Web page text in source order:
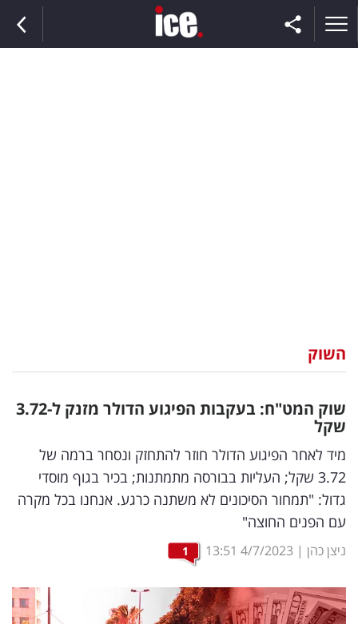
וצרכנות
דיגיטל
וטק
שיווק
ופרסום
משפט
מדדים
ומחקרים
השוק
שוק המט"ח: בעקבות הפיגוע הדולר מזנק ל-3.72
שקל
מיד לאחר הפיגוע הדולר חוזר להתחזק ונסחר ברמה של
3.72 שקל; העליות בבורסה מתמתנות; בכיר בגוף מוסדי
גדול: "תמחור הסיכונים לא משתנה כרגע. אנחנו בכל מקרה
עם הפנים החוצה"
ניצן כהן |
4/7/2023
13:51
1